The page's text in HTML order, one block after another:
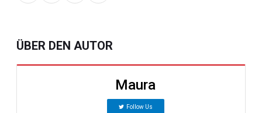
ÜBER DEN AUTOR
Maura
Follow Us